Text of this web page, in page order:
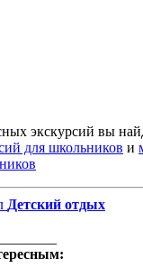
экскурсий вы
для школьников и
Детский отдых